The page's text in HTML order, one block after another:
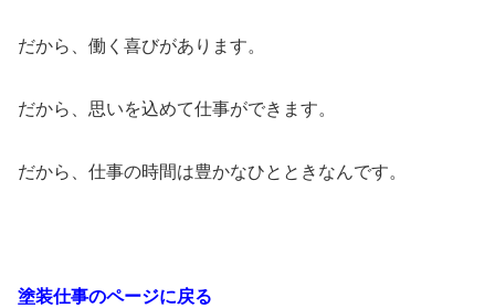
だから、働く喜びがあります。
だから、思いを込めて仕事ができます。
だから、仕事の時間は豊かなひとときなんです。
塗装仕事のページに戻る